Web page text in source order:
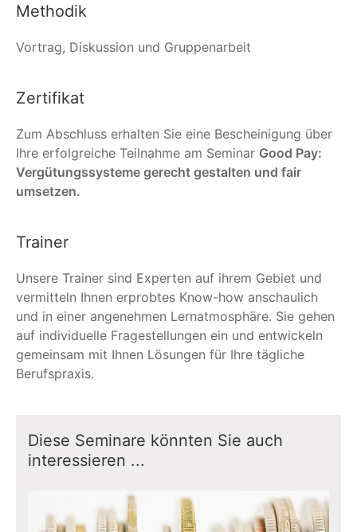
Methodik
Vortrag, Diskussion und Gruppenarbeit
Zertifikat
Zum Abschluss erhalten Sie eine Bescheinigung über
Ihre erfolgreiche Teilnahme am Seminar Good Pay:
Vergütungssysteme gerecht gestalten und fair
umsetzen.
Trainer
Unsere Trainer sind Experten auf ihrem Gebiet und
vermitteln Ihnen erprobtes Know-how anschaulich
und in einer angenehmen Lernatmosphäre. Sie gehen
auf individuelle Fragestellungen ein und entwickeln
gemeinsam mit Ihnen Lösungen für Ihre tägliche
Berufspraxis.
Diese Seminare könnten Sie auch
interessieren ...